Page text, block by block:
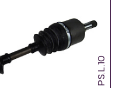
PS.L.10